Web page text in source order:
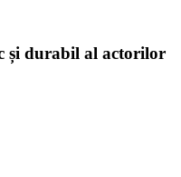
și durabil al actorilor